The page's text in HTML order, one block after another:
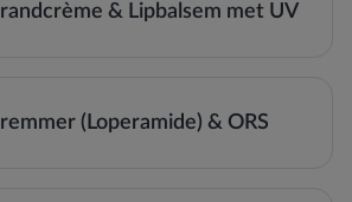
& Lipbalsem met UV
(Loperamide) & ORS